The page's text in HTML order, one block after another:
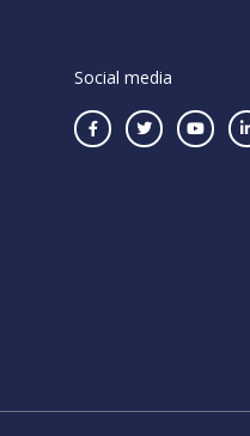
Social media